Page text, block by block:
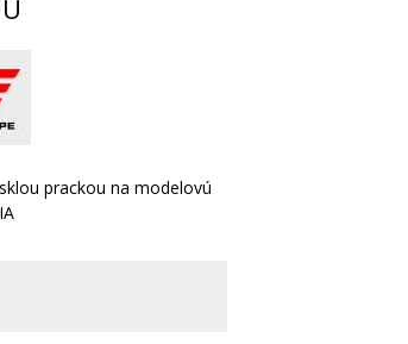
prackou na modelovú